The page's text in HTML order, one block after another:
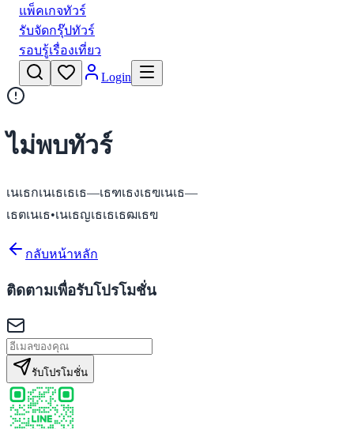
แพ็คเกจทัวร์
รับจัดกรุ๊ปทัวร์
รอบรู้เรื่องเที่ยว
Login
ไม่พบทัวร์
เนเธกเนเธเธเธ—เธฑเธงเธฃเนเธ—
เธตเนเธ•เนเธญเธเธเธฒเธฃ
กลับหน้าหลัก
ติดตามเพื่อรับโปรโมชั่น
รับโปรโมชั่น